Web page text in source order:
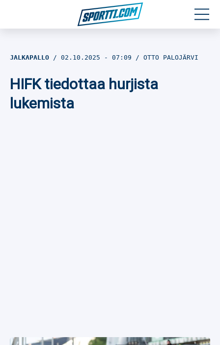
Jalkapallo
JALKAPALLO 02.10.2025 - 07:09 OTTO PALOJÄRVI
HIFK tiedottaa hurjista
lukemista